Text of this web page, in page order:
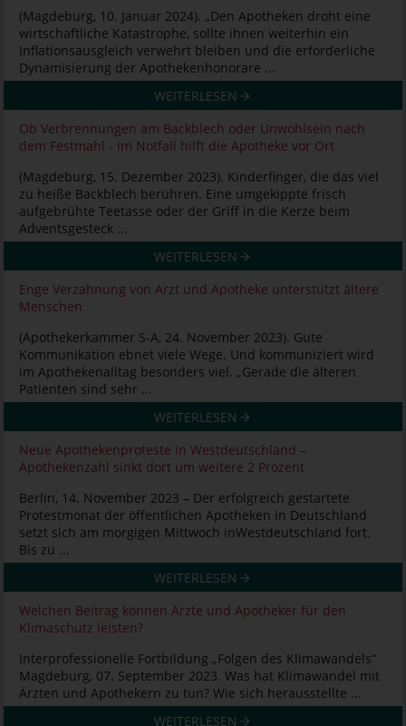
(Magdeburg, 10. Januar 2024). „Den Apotheken droht eine
wirtschaftliche Katastrophe, sollte ihnen weiterhin ein
Inflationsausgleich verwehrt bleiben und die erforderliche
Dynamisierung der Apothekenhonorare ...
WEITERLESEN
Ob Verbrennungen am Backblech oder Unwohlsein nach
dem Festmahl - im Notfall hilft die Apotheke vor Ort
(Magdeburg, 15. Dezember 2023). Kinderfinger, die das viel
zu heiße Backblech berühren. Eine umgekippte frisch
aufgebrühte Teetasse oder der Griff in die Kerze beim
Adventsgesteck ...
WEITERLESEN
Enge Verzahnung von Arzt und Apotheke unterstützt ältere
Menschen
(Apothekerkammer S-A, 24. November 2023). Gute
Kommunikation ebnet viele Wege. Und kommuniziert wird
im Apothekenalltag besonders viel. „Gerade die älteren
Patienten sind sehr ...
WEITERLESEN
Neue Apothekenproteste in Westdeutschland –
Apothekenzahl sinkt dort um weitere 2 Prozent
Berlin, 14. November 2023 – Der erfolgreich gestartete
Protestmonat der öffentlichen Apotheken in Deutschland
setzt sich am morgigen Mittwoch inWestdeutschland fort.
Bis zu ...
WEITERLESEN
Welchen Beitrag können Ärzte und Apotheker für den
Klimaschutz leisten?
Interprofessionelle Fortbildung „Folgen des Klimawandels“
Magdeburg, 07. September 2023. Was hat Klimawandel mit
Ärzten und Apothekern zu tun? Wie sich herausstellte ...
WEITERLESEN